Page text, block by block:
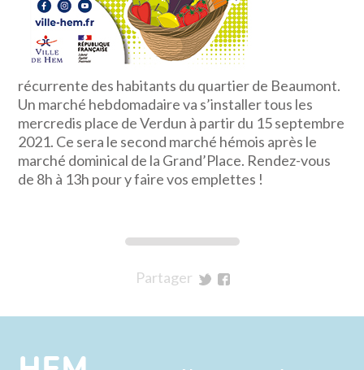
récurrente des habitants du quartier de Beaumont.
Un marché hebdomadaire va s’installer tous les
mercredis place de Verdun à partir du 15 septembre
2021. Ce sera le second marché hémois après le
marché dominical de la Grand’Place. Rendez-vous
de 8h à 13h pour y faire vos emplettes !
Partager
Twitter
Facebook